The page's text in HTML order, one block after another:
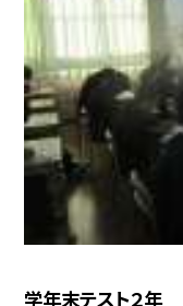
学年末テスト２年